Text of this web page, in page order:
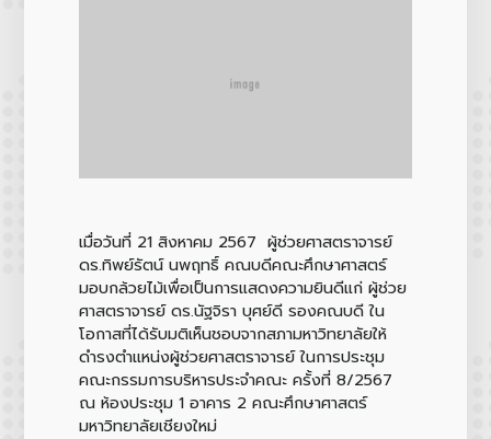
เมื่อวันที่ 21 สิงหาคม 2567 ผู้ช่วยศาสตราจารย์
ดร.ทิพย์รัตน์ นพฤทธิ์ คณบดีคณะศึกษาศาสตร์
มอบกล้วยไม้เพื่อเป็นการแสดงความยินดีแก่ ผู้ช่วย
ศาสตราจารย์ ดร.นัฐจิรา บุศย์ดี รองคณบดี ใน
โอกาสที่ได้รับมติเห็นชอบจากสภามหาวิทยาลัยให้
ดำรงตำแหน่งผู้ช่วยศาสตราจารย์ ในการประชุม
คณะกรรมการบริหารประจำคณะ ครั้งที่ 8/2567
ณ ห้องประชุม 1 อาคาร 2 คณะศึกษาศาสตร์
มหาวิทยาลัยเชียงใหม่